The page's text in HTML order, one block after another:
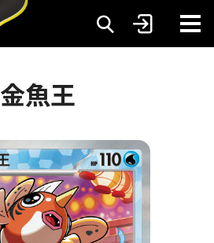
金魚王